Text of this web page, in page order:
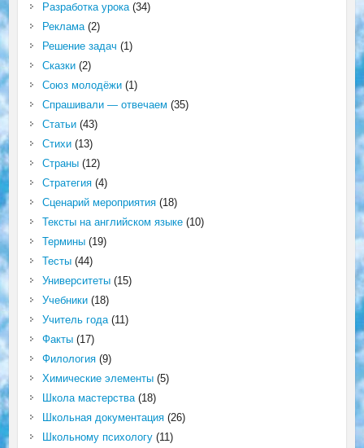
Разработка урока(34)
Реклама(2)
Решение задач (1)
Сказки(2)
Союз молодёжи(1)
Спрашивали — отвечаем (35)
Статьи(43)
Стихи(13)
Страны(12)
Стратегия(4)
Сценарий мероприятия(18)
Тексты на английском языке(10)
Термины(19)
Тесты(44)
Университеты(15)
Учебники(18)
Учитель года(11)
Факты(17)
Филология(9)
Химические элементы(5)
Школа мастерства(18)
Школьная документация(26)
Школьному психологу(11)